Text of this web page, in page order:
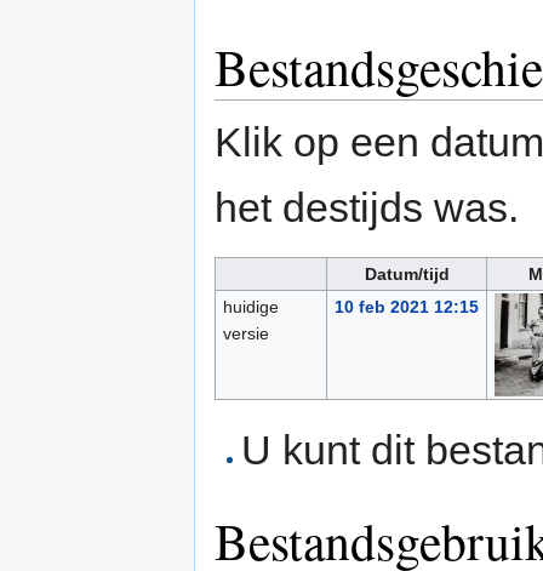
Klik op een
het destijds was.
Datum/tijd
huidige
versie
10 feb 2021 12:15
U kunt dit